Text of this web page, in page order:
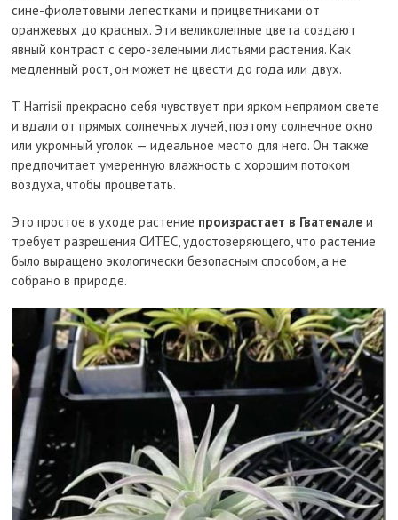
сине-фиолетовыми лепестками и прицветниками от
оранжевых до красных. Эти великолепные цвета создают
явный контраст с серо-зелеными листьями растения. Как
медленный рост, он может не цвести до года или двух.
T. Harrisii прекрасно себя чувствует при ярком непрямом свете
и вдали от прямых солнечных лучей, поэтому солнечное окно
или укромный уголок — идеальное место для него. Он также
предпочитает умеренную влажность с хорошим потоком
воздуха, чтобы процветать.
Это простое в уходе растение произрастает в Гватемале и
требует разрешения СИТЕС, удостоверяющего, что растение
было выращено экологически безопасным способом, а не
собрано в природе.